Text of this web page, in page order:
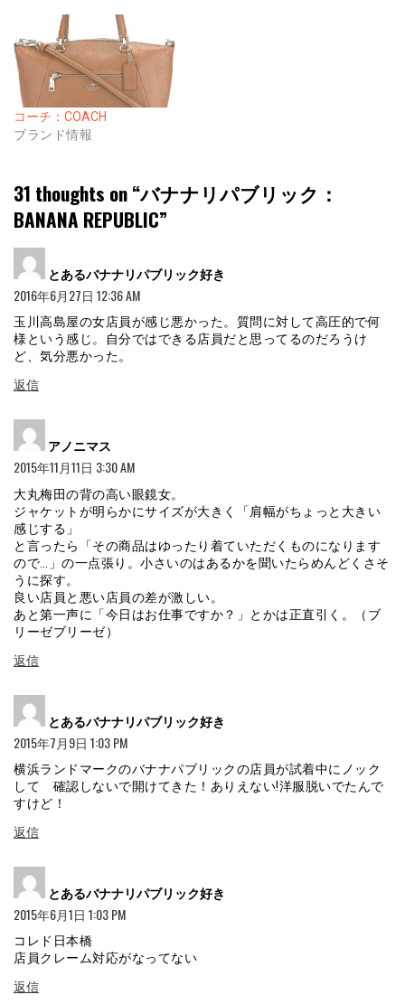
コーチ：COACH
ブランド情報
31 thoughts on “バナナリパブリック：
BANANA REPUBLIC”
とあるバナナリパブリック好き
2016年6月27日 12:36 AM
玉川高島屋の女店員が感じ悪かった。質問に対して高圧的で何
様という感じ。自分ではできる店員だと思ってるのだろうけ
ど、気分悪かった。
返信
アノニマス
2015年11月11日 3:30 AM
大丸梅田の背の高い眼鏡女。
ジャケットが明らかにサイズが大きく「肩幅がちょっと大きい
感じする」
と言ったら「その商品はゆったり着ていただくものになります
ので…」の一点張り。小さいのはあるかを聞いたらめんどくさそ
うに探す。
良い店員と悪い店員の差が激しい。
あと第一声に「今日はお仕事ですか？」とかは正直引く。（ブ
リーゼブリーゼ）
返信
とあるバナナリパブリック好き
2015年7月9日 1:03 PM
横浜ランドマークのバナナパブリックの店員が試着中にノック
して 確認しないで開けてきた！ありえない!洋服脱いでたんで
すけど！
返信
とあるバナナリパブリック好き
2015年6月1日 1:03 PM
コレド日本橋
店員クレーム対応がなってない
返信